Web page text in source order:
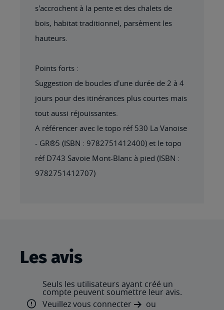
s'accrochent à la pente et des chalets de
bois, habitat traditionnel, parsèment les
hauteurs.
Points forts :
Suggestion de boucles d'une durée de 2 à 4
jours pour des itinérances plus courtes mais
tout aussi réjouissantes.
A référencer avec le topo réf 530 La Vanoise
- GR®5 (ISBN : 9782751412400) et le topo
réf D743 Savoie Mont-Blanc à pied (ISBN :
9782751412707)
Les avis
Seuls les utilisateurs ayant créé un
compte peuvent soumettre leur avis.
Veuillezvous connecter
ou